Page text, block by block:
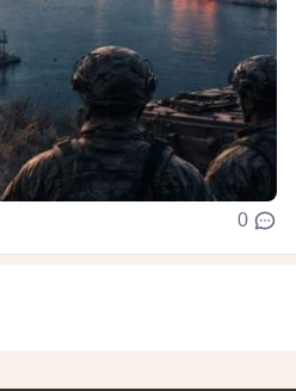
0